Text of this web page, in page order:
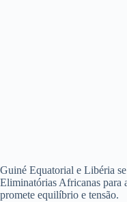
Guiné Equatorial e Libéria
Eliminatórias Africanas para
promete equilíbrio e tensão.